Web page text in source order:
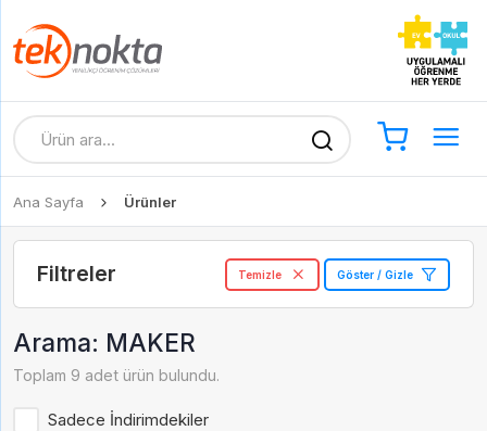
Ana Sayfa Ürünler
Filtreler Temizle Göster / Gizle
Arama: MAKER
Toplam 9 adet ürün bulundu.
Sadece İndirimdekiler